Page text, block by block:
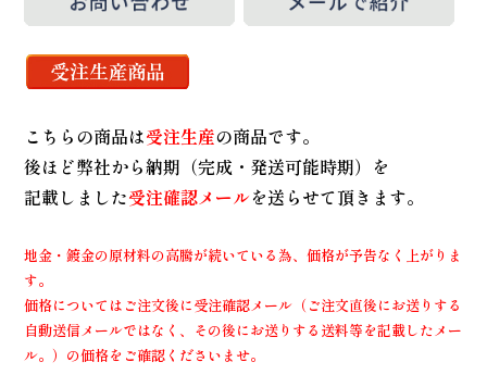
こちらの商品は受注生産の商品です。
後ほど弊社から納期（完成・発送可能時期）を
記載しました受注確認メールを送らせて頂きます。
地金・鍍金の原材料の高騰が続いている為、価格が予告なく上がりま
す。
価格についてはご注文後に受注確認メール（ご注文直後にお送りする
自動送信メールではなく、その後にお送りする送料等を記載したメー
ル。）の価格をご確認くださいませ。